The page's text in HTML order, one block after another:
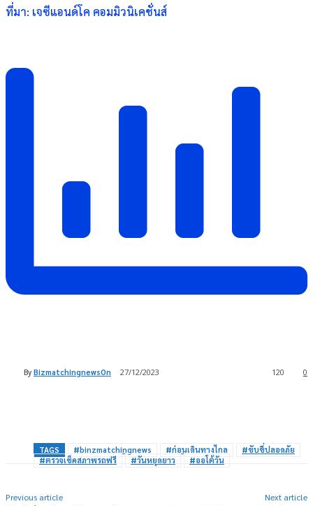
ที่มา: เจซีแอนด์โค คอมมิวนิเคชั่นส์
By BizmatchingnewsOn 27/12/2023 0
120
TAGS #binzmatchingnews #ก่อนเดินทางไกล
#ขับขี่ปลอดภัย
#ตรวจเช็คสภาพรถฟรี
#วันหยุดยาว #ออโต้วัน
Previous article Next article